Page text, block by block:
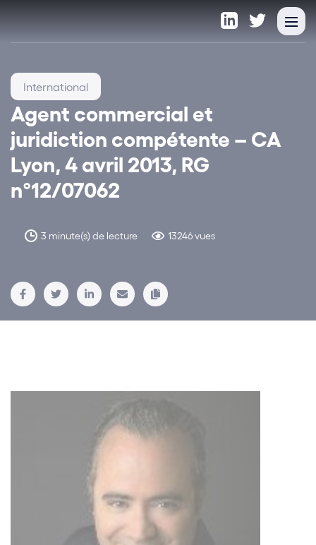
Agent commercial et
juridiction compétente – CA
Lyon, 4 avril 2013, RG
n°12/07062
3 minute(s) de lecture 13246 vues
International